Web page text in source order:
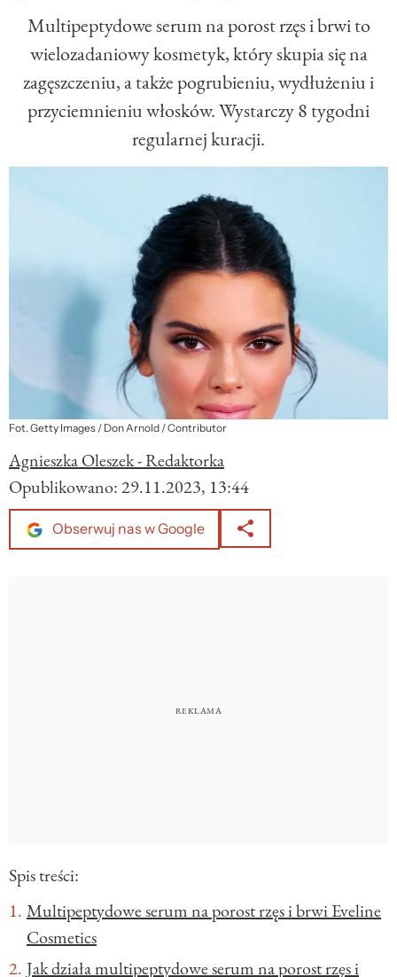
Multipeptydowe serum na porost rzęs i brwi to
wielozadaniowy kosmetyk, który skupia się na
zagęszczeniu, a także pogrubieniu, wydłużeniu i
przyciemnieniu włosków. Wystarczy 8 tygodni
regularnej kuracji.
Fot. Getty Images / Don Arnold / Contributor
Agnieszka Oleszek - Redaktorka
Opublikowano:29.11.2023, 13:44
Obserwuj nas w Google
Spis treści:
Multipeptydowe serum na porost rzęs i brwi Eveline
Cosmetics
Jak działa multipeptydowe serum na porost rzęs i